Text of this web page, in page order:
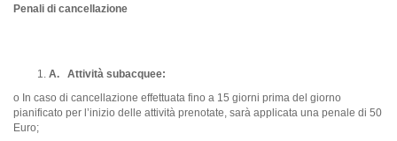
Penali di cancellazione
A. Attività subacquee:
o In caso di cancellazione effettuata fino a 15 giorni prima del giorno
pianificato per l’inizio delle attività prenotate, sarà applicata una penale di 50
Euro;